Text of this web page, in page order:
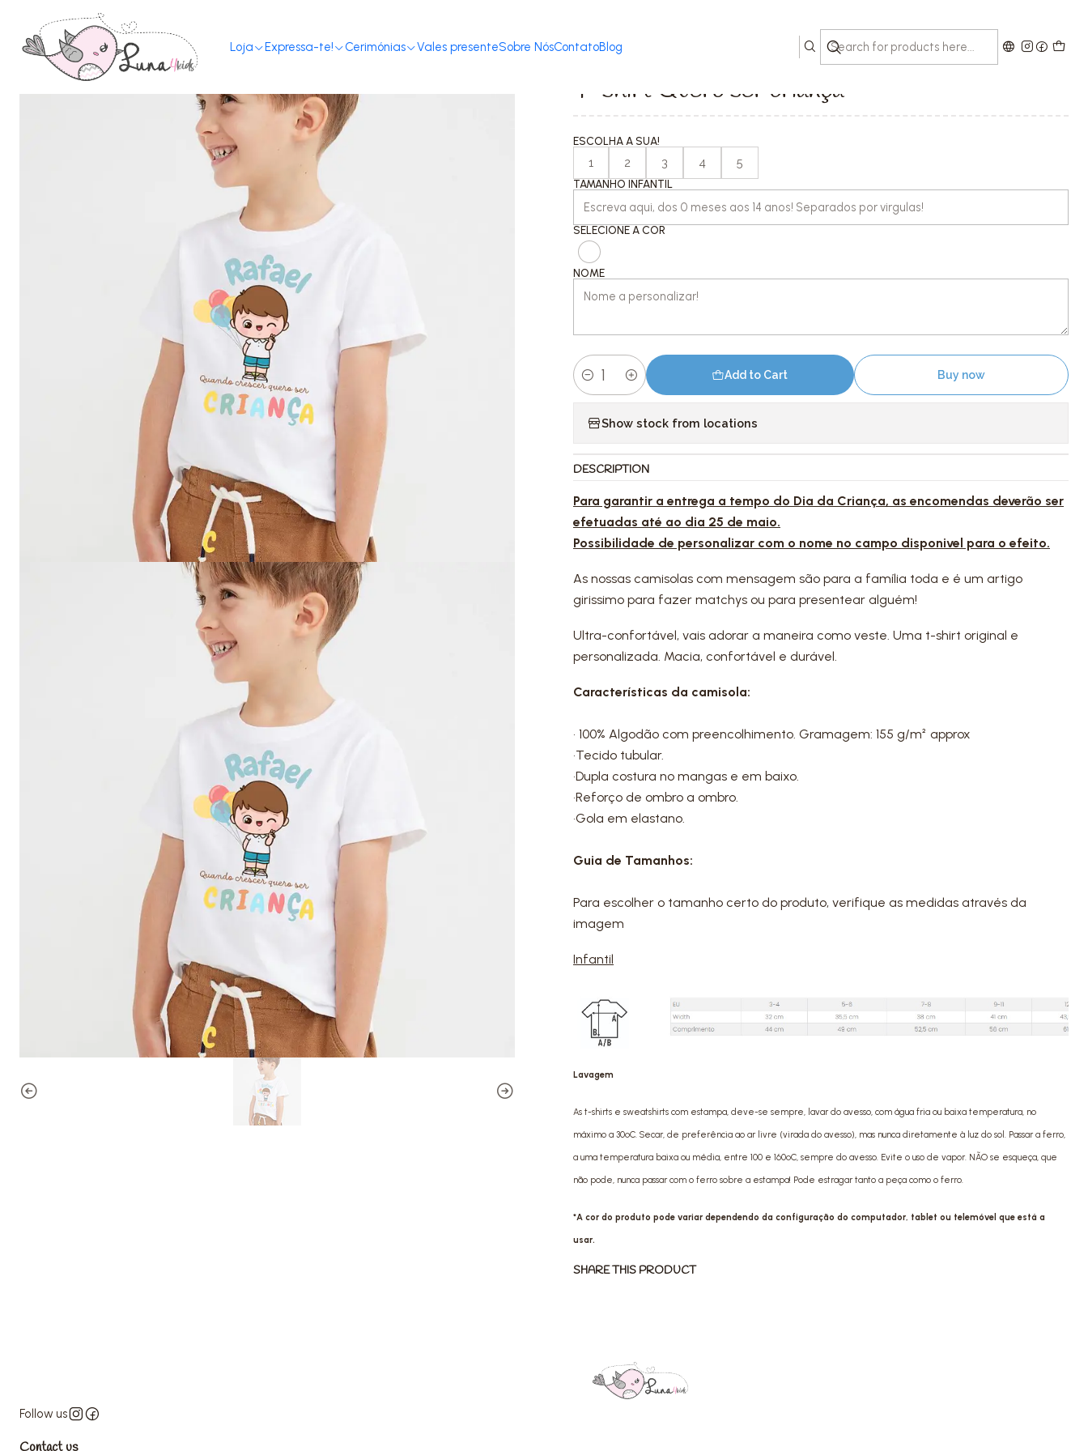
Loja Expressa-te! Cerimónias Vales presenteSobre NósContatoBlog
T-shirt Quero ser criança
ESCOLHA A SUA!
1 2 3 4 5
TAMANHO INFANTIL
SELECIONE A COR
NOME
Quantity
Add to Cart Buy now
Show stock from locations
DESCRIPTION
Para garantir a entrega a tempo do Dia da Criança, as encomendas deverão ser
efetuadas até ao dia 25 de maio.
Possibilidade de personalizar com o nome no campo disponivel para o efeito.
As nossas camisolas com mensagem são para a família toda e é um artigo
girissimo para fazer matchys ou para presentear alguém!
Ultra-confortável, vais adorar a maneira como veste. Uma t-shirt original e
personalizada. Macia, confortável e durável.
Características da camisola:
• 100% Algodão com preencolhimento. Gramagem: 155 g/m² approx
•Tecido tubular.
•Dupla costura no mangas e em baixo.
•Reforço de ombro a ombro.
•Gola em elastano.
Guia de Tamanhos:
Para escolher o tamanho certo do produto, verifique as medidas através da
imagem
Infantil
Lavagem
As t-shirts e sweatshirts com estampa, deve-se sempre, lavar do avesso, com água fria ou baixa temperatura, no
máximo a 30ºC. Secar, de preferência ao ar livre (virada do avesso), mas nunca diretamente à luz do sol. Passar a ferro,
a uma temperatura baixa ou média, entre 100 e 160ºC, sempre do avesso. Evite o uso de vapor. NÃO se esqueça, que
não pode, nunca passar com o ferro sobre a estampa! Pode estragar tanto a peça como o ferro.
*A cor do produto pode variar dependendo da configuração do computador, tablet ou telemóvel que está a
usar.
SHARE THIS PRODUCT
Follow us
Contact us